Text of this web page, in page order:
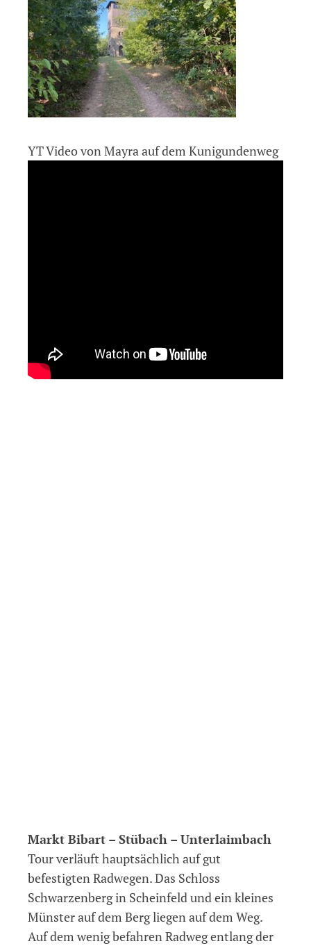
YT Video von Mayra auf dem Kunigundenweg
Markt Bibart – Stübach – Unterlaimbach
Tour verläuft hauptsächlich auf gut
befestigten Radwegen. Das Schloss
Schwarzenberg in Scheinfeld und ein kleines
Münster auf dem Berg liegen auf dem Weg.
Auf dem wenig befahren Radweg entlang der